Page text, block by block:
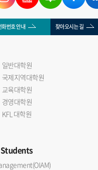
화번호 안내 찾아오시는 길
일반대학원
국제지역대학원
교육대학원
경영대학원
KFL 대학원